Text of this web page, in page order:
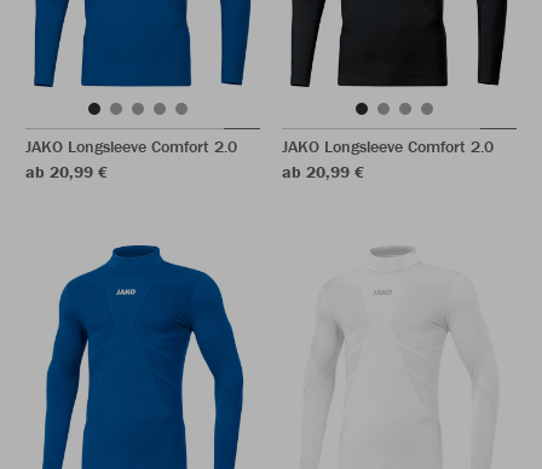
JAKO Longsleeve Comfort 2.0
ab 20,99 €
JAKO Longsleeve Comfort 2.0
ab 20,99 €